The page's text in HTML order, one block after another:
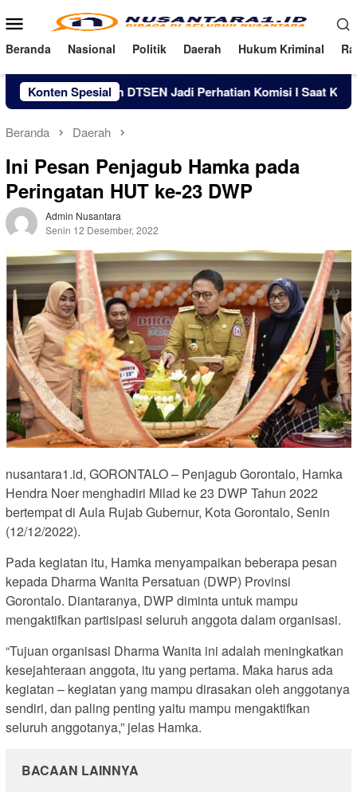
ke
konten
Menu
Mobile
Beranda Nasional Politik Daerah Hukum Kriminal
Konten SpesialDTSEN Jadi Perhatian Komisi I Saat Kunjungi
Beranda Daerah
Ini Pesan Penjagub Hamka pada
Peringatan HUT ke-23 DWP
Admin Nusantara
Senin 12 Desember, 2022
nusantara1.id, GORONTALO – Penjagub Gorontalo, Hamka
Hendra Noer menghadiri Milad ke 23 DWP Tahun 2022
bertempat di Aula Rujab Gubernur, Kota Gorontalo, Senin
(12/12/2022).
Pada kegiatan itu, Hamka menyampaikan beberapa pesan
kepada Dharma Wanita Persatuan (DWP) Provinsi
Gorontalo. Diantaranya, DWP diminta untuk mampu
mengaktifkan partisipasi seluruh anggota dalam organisasi.
“Tujuan organisasi Dharma Wanita ini adalah meningkatkan
kesejahteraan anggota, itu yang pertama. Maka harus ada
kegiatan – kegiatan yang mampu dirasakan oleh anggotanya
sendiri, dan paling penting yaitu mampu mengaktifkan
seluruh anggotanya,” jelas Hamka.
BACAAN LAINNYA